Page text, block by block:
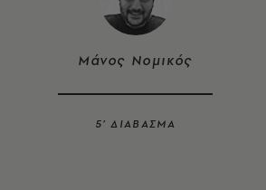
Μάνος Νομικός
5’ ΔΙΑΒΑΣΜΑ